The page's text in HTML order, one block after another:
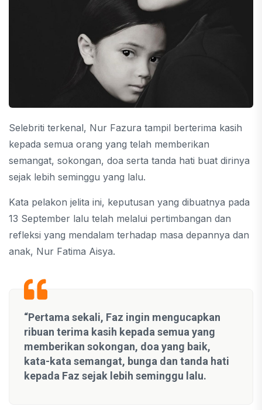
Selebriti terkenal, Nur Fazura tampil berterima kasih
kepada semua orang yang telah memberikan
semangat, sokongan, doa serta tanda hati buat dirinya
sejak lebih seminggu yang lalu.
Kata pelakon jelita ini, keputusan yang dibuatnya pada
13 September lalu telah melalui pertimbangan dan
refleksi yang mendalam terhadap masa depannya dan
anak, Nur Fatima Aisya.
“Pertama sekali, Faz ingin mengucapkan
ribuan terima kasih kepada semua yang
memberikan sokongan, doa yang baik,
kata-kata semangat, bunga dan tanda hati
kepada Faz sejak lebih seminggu lalu.